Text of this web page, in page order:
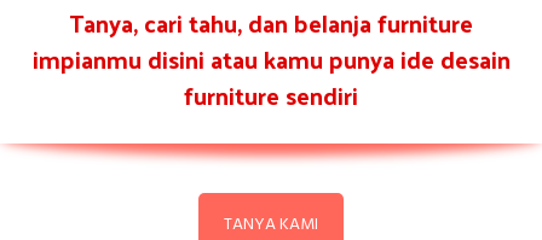
Tanya, cari tahu, dan belanja furniture
impianmu disini atau kamu punya ide desain
furniture sendiri
TANYA KAMI